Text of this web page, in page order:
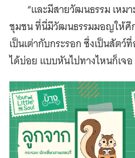
“และมีสายวัฒนธรรม เหม
ชุมชน ที่นี่มีวัฒนธรรมมอญให้ศึ
เป็นเต่ากับกระรอก ซึ่งเป็นสัตว์
ได้บ่อย แบบหันไปทางไหนก็เจอ